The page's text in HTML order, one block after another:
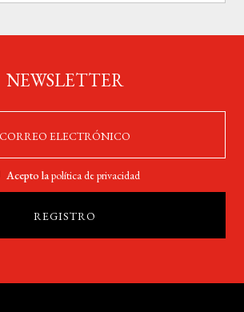
NEWSLETTER
Acepto lapolítica de privacidad